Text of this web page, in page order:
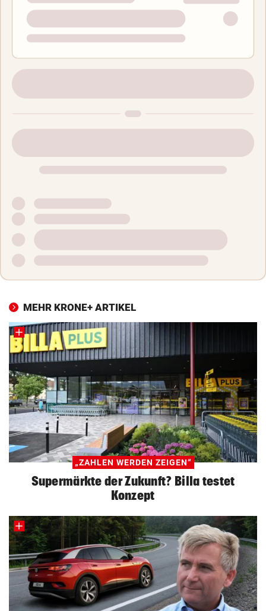
MEHR KRONE+ ARTIKEL
„ZAHLEN WERDEN ZEIGEN“
Supermärkte der Zukunft? Billa testet
Konzept